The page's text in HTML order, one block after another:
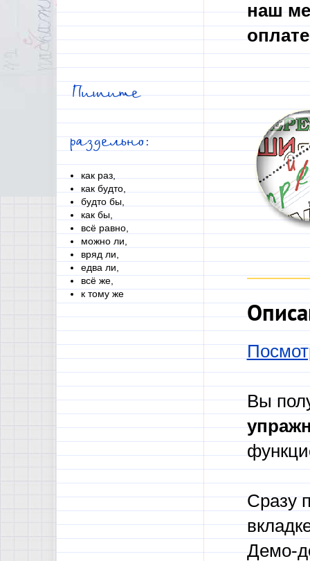
Пишите
раздельно:
как раз,
как будто,
будто бы,
как бы,
всё равно,
можно ли,
вряд ли,
едва ли,
всё же,
к тому же
наш
Вы
Сразу
Демо-